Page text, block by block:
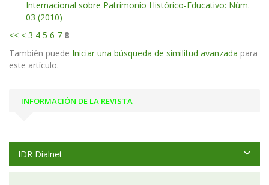
Internacional sobre Patrimonio Histórico-Educativo: Núm.
03 (2010)
<< < 3 4 5 6 7 8
También puede Iniciar una búsqueda de similitud avanzada para
este artículo.
INFORMACIÓN DE LA REVISTA
IDR Dialnet